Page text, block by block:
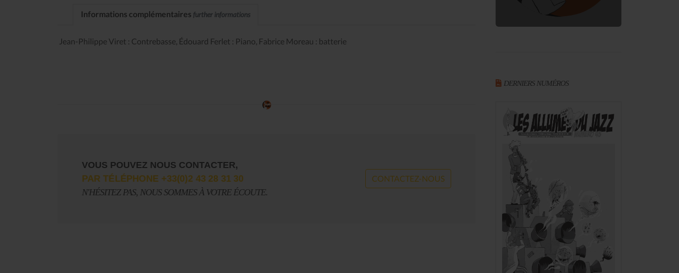
Informations complémentaires further informations
Jean-Philippe Viret : Contrebasse, Édouard Ferlet : Piano, Fabrice Moreau : batterie
VOUS POUVEZ NOUS CONTACTER,
PAR TÉLÉPHONE +33(0)2 43 28 31 30
N'HÉSITEZ PAS, NOUS SOMMES À VOTRE ÉCOUTE.
CONTACTEZ-NOUS
DERNIERS NUMÉROS